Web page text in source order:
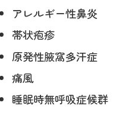
アレルギー性鼻炎
帯状疱疹
原発性腋窩多汗症
痛風
睡眠時無呼吸症候群